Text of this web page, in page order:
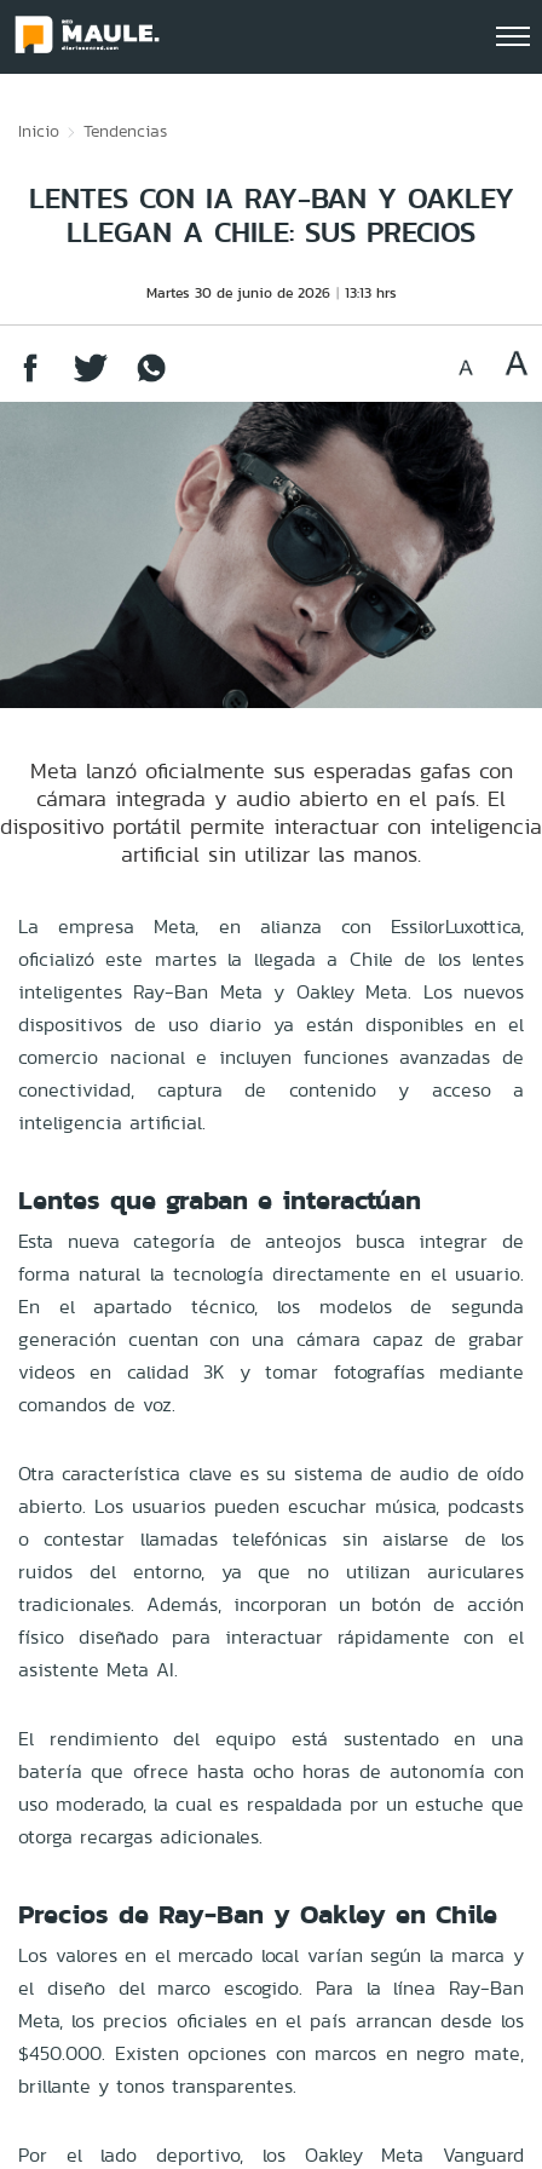
Inicio Tendencias
LENTES CON IA RAY-BAN Y OAKLEY
LLEGAN A CHILE: SUS PRECIOS
Martes 30 de junio de 2026 13:13 hrs
Meta lanzó oficialmente sus esperadas gafas con
cámara integrada y audio abierto en el país. El
dispositivo portátil permite interactuar con inteligencia
artificial sin utilizar las manos.
La empresa Meta, en alianza con EssilorLuxottica,
oficializó este martes la llegada a Chile de los lentes
inteligentes Ray-Ban Meta y Oakley Meta. Los nuevos
dispositivos de uso diario ya están disponibles en el
comercio nacional e incluyen funciones avanzadas de
conectividad, captura de contenido y acceso a
inteligencia artificial.
Lentes que graban e interactúan
Esta nueva categoría de anteojos busca integrar de
forma natural la tecnología directamente en el usuario.
En el apartado técnico, los modelos de segunda
generación cuentan con una cámara capaz de grabar
videos en calidad 3K y tomar fotografías mediante
comandos de voz.
Otra característica clave es su sistema de audio de oído
abierto. Los usuarios pueden escuchar música, podcasts
o contestar llamadas telefónicas sin aislarse de los
ruidos del entorno, ya que no utilizan auriculares
tradicionales. Además, incorporan un botón de acción
físico diseñado para interactuar rápidamente con el
asistente Meta AI.
El rendimiento del equipo está sustentado en una
batería que ofrece hasta ocho horas de autonomía con
uso moderado, la cual es respaldada por un estuche que
otorga recargas adicionales.
Precios de Ray-Ban y Oakley en Chile
Los valores en el mercado local varían según la marca y
el diseño del marco escogido. Para la línea Ray-Ban
Meta, los precios oficiales en el país arrancan desde los
$450.000. Existen opciones con marcos en negro mate,
brillante y tonos transparentes.
Por el lado deportivo, los Oakley Meta Vanguard